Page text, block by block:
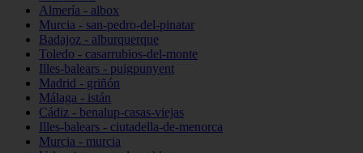
Almería - albox
Murcia - san-pedro-del-pinatar
Badajoz - alburquerque
Toledo - casarrubios-del-monte
Illes-balears - puigpunyent
Madrid - griñón
Málaga - istán
Cádiz - benalup-casas-viejas
Illes-balears - ciutadella-de-menorca
Murcia - murcia